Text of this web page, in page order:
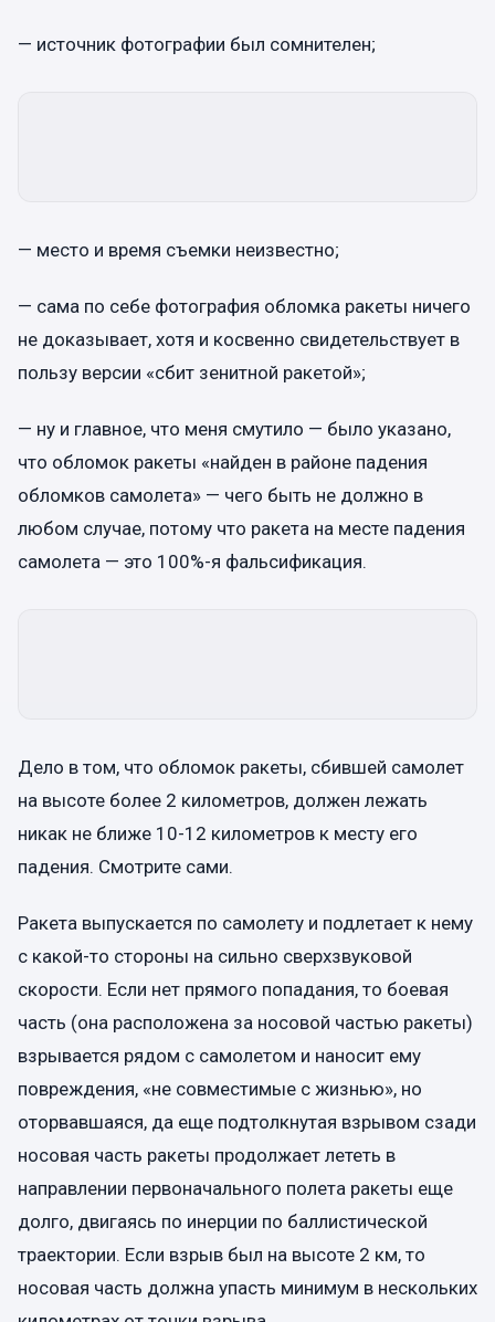
— источник фотографии был сомнителен;
— место и время съемки неизвестно;
— сама по себе фотография обломка ракеты ничего
не доказывает, хотя и косвенно свидетельствует в
пользу версии «сбит зенитной ракетой»;
— ну и главное, что меня смутило — было указано,
что обломок ракеты «найден в районе падения
обломков самолета» — чего быть не должно в
любом случае, потому что ракета на месте падения
самолета — это 100%-я фальсификация.
Дело в том, что обломок ракеты, сбившей самолет
на высоте более 2 километров, должен лежать
никак не ближе 10-12 километров к месту его
падения. Смотрите сами.
Ракета выпускается по самолету и подлетает к нему
с какой-то стороны на сильно сверхзвуковой
скорости. Если нет прямого попадания, то боевая
часть (она расположена за носовой частью ракеты)
взрывается рядом с самолетом и наносит ему
повреждения, «не совместимые с жизнью», но
оторвавшаяся, да еще подтолкнутая взрывом сзади
носовая часть ракеты продолжает лететь в
направлении первоначального полета ракеты еще
долго, двигаясь по инерции по баллистической
траектории. Если взрыв был на высоте 2 км, то
носовая часть должна упасть минимум в нескольких